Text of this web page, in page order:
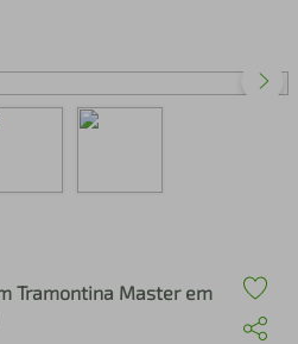
Tramontina Master em